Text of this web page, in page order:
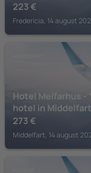
223 €
Fredericia, 14 august
Hotel Melfarhus -
hotel in
273 €
Middelfart, 14 august